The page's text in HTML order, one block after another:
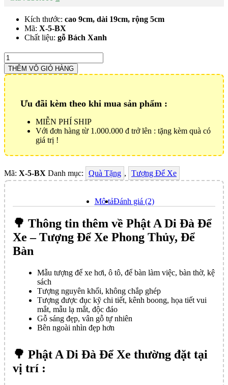
Kích thước: cao 9cm, dài 19cm, rộng 5cm
Mã: X-5-BX
Chất liệu: gỗ Bách Xanh
Phật
A
Di
Đà
Để
Xe
Số
lượng
THÊM VÔ GIỎ HÀNG
Ưu đãi kèm theo khi mua sản phẩm :
MIỄN PHÍ SHIP
Với đơn hàng từ 1.000.000 đ trở lên : tặng kèm quà có
giá trị !
Mã: X-5-BX Danh mục: Quà Tặng , Tượng Để Xe
Mô tảĐánh giá (2)
🌳 Thông tin thêm về Phật A Di Đà Để
Xe – Tượng Để Xe Phong Thủy, Để
Bàn
Mẫu tượng để xe hơi, ô tô, để bàn làm việc, bàn thờ, kệ
sách
Tượng nguyên khối, không chắp ghép
Tượng được đục kỹ chi tiết, kênh boong, họa tiết vui
mắt, mẫu lạ mắt, độc đáo
Gỗ sáng đẹp, vân gỗ tự nhiên
Bên ngoài nhìn đẹp hơn
🌳 Phật A Di Đà Để Xe thường đặt tại
vị trí :